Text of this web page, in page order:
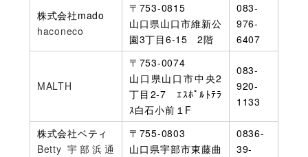
株式会社mado
haconeco
〒753-0815
山口県山口市維新公
園3丁目6‐15 2階
083-
976-
6407
MALTH
〒753-0074
山口県山口市中央2
丁目2‐7 ｴｽﾎﾟﾙﾄﾃﾗ
ｽ白石小前１F
083-
920-
1133
株式会社ベティ
Betty 宇部浜通
〒755-0803
山口県宇部市東藤曲
0836-
39-